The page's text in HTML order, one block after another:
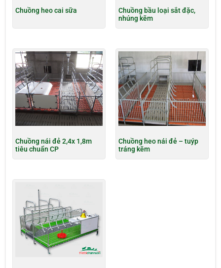
Chuồng heo cai sữa
Chuồng bầu loại sắt đặc,
nhúng kẽm
Chuồng nái đẻ 2,4x 1,8m
tiêu chuẩn CP
Chuồng heo nái đẻ – tuýp
tráng kẽm